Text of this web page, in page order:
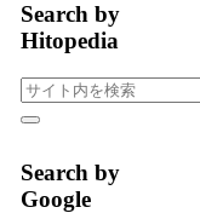
Search by
Hitopedia
Search by
Google